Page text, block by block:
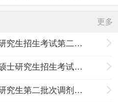
更多
2020年锦州医科大学硕士研究生招生考试第二批调剂复试时间安排
2020年锦州医科大学全国硕士研究生招生考试第一批调剂考生拟录取结果
2020年锦州医科大学硕士研究生第二批次调剂考生复试通知